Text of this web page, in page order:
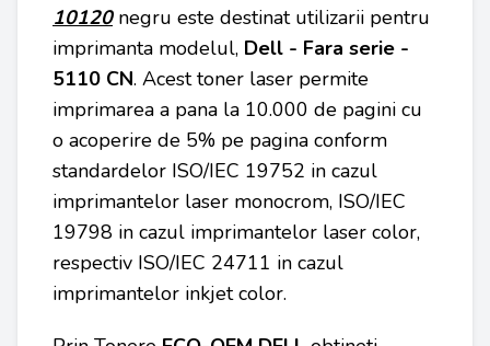
10120negru este destinat utilizarii pentru
imprimanta modelul, Dell - Fara serie -
5110 CN. Acest toner laser permite
imprimarea a pana la 10.000 de pagini cu
o acoperire de 5% pe pagina conform
standardelor ISO/IEC 19752 in cazul
imprimantelor laser monocrom, ISO/IEC
19798 in cazul imprimantelor laser color,
respectiv ISO/IEC 24711 in cazul
imprimantelor inkjet color.